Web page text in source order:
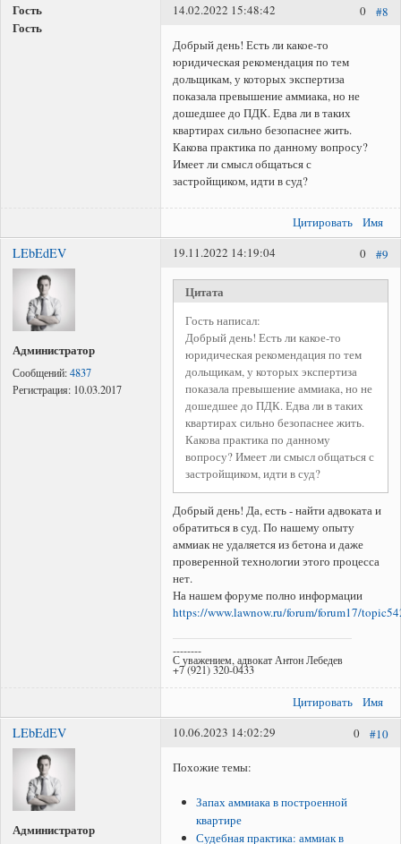
Гость
Гость
#8
0
14.02.2022 15:48:42
Добрый день! Есть ли какое-то
юридическая рекомендация по тем
дольщикам, у которых экспертиза
показала превышение аммиака, но не
дошедшее до ПДК. Едва ли в таких
квартирах сильно безопаснее жить.
Какова практика по данному вопросу?
Имеет ли смысл общаться с
застройщиком, идти в суд?
Цитировать Имя
LEbEdEV
Администратор
Сообщений:4837
Регистрация: 10.03.2017
#9
0
19.11.2022 14:19:04
Цитата
Гость написал:
Добрый день! Есть ли какое-то
юридическая рекомендация по тем
дольщикам, у которых экспертиза
показала превышение аммиака, но не
дошедшее до ПДК. Едва ли в таких
квартирах сильно безопаснее жить.
Какова практика по данному
вопросу? Имеет ли смысл общаться с
застройщиком, идти в суд?
Добрый день! Да, есть - найти адвоката и
обратиться в суд. По нашему опыту
аммиак не удаляется из бетона и даже
проверенной технологии этого процесса
нет.
На нашем форуме полно информации
https://www.lawnow.ru/forum/forum17/
--------
С уважением, адвокат Антон Лебедев
+7 (921) 320-0433
Цитировать Имя
LEbEdEV
Администратор
#10
0
10.06.2023 14:02:29
Похожие темы:
Запах аммиака в построенной
квартире
Судебная практика: аммиак в